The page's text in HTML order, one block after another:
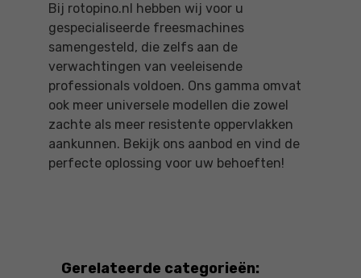
Bij rotopino.nl hebben wij voor u
gespecialiseerde freesmachines
samengesteld, die zelfs aan de
verwachtingen van veeleisende
professionals voldoen. Ons gamma omvat
ook meer universele modellen die zowel
zachte als meer resistente oppervlakken
aankunnen. Bekijk ons aanbod en vind de
perfecte oplossing voor uw behoeften!
Gerelateerde categorieën: